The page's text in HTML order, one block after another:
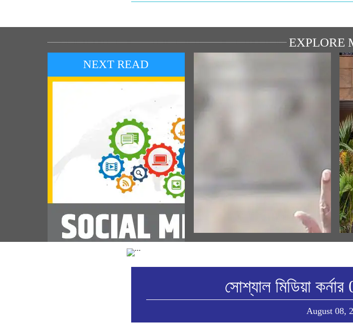
EXPLORE
NEXT READ
সোশ্যাল মিডিয়া কর্নার 08 অগাস্ট 2026
(August 08, 2026)
প্রধানমন্ত্রীর বক্তব্যের বাংলা অনুবাদ
সোশ্যাল মিডিয়া
August 08,